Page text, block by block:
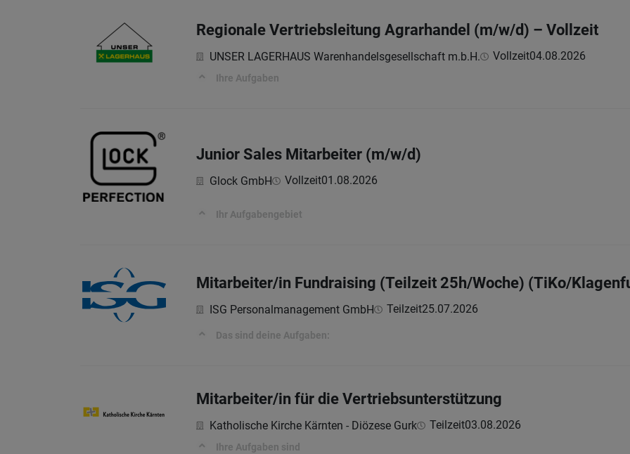
Regionale Vertriebsleitung Agrarhandel (m/w/d) – Vollzeit
UNSER LAGERHAUS Warenhandelsgesellschaft m.b.H. Vollzeit04.08.2026
Ihre Aufgaben
Junior Sales Mitarbeiter (m/w/d)
Glock GmbH Vollzeit01.08.2026
Ihr Aufgabengebiet
Mitarbeiter/in Fundraising (Teilzeit 25h/Woche) (TiKo/
ISG Personalmanagement GmbH Teilzeit25.07.2026
Das sind deine Aufgaben:
Mitarbeiter/in für die Vertriebsunterstützung
Katholische Kirche Kärnten - Diözese Gurk Teilzeit03.08.2026
Ihre Aufgaben sind